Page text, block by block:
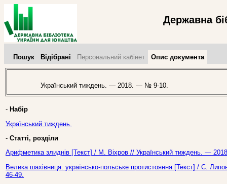
Державна
Пошук Відібрані Персональний кабінет Опис документа
Український тиждень. — 2018. — № 9-10.
- Набір
Український тиждень.
- Статті, розділи
Арифметика злиднів [Текст] / М. Віхров // Український тиждень. —
Велика шахівниця: українсько-польське протистояння [Текст] / С.
46-49.